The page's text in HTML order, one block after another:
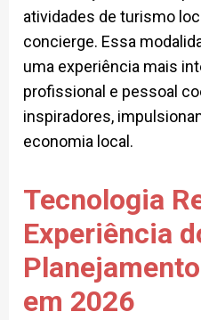
atividades de turismo
concierge. Essa
uma experiência mais
profissional e pessoal
inspiradores,
economia local.
Tecnologia
Experiência
em 2026